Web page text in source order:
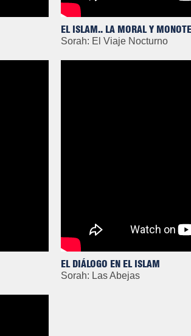
EL ISLAM.. LA MORAL Y
Sorah: El Viaje Nocturno
EL DIÁLOGO EN EL ISLAM
Sorah: Las Abejas